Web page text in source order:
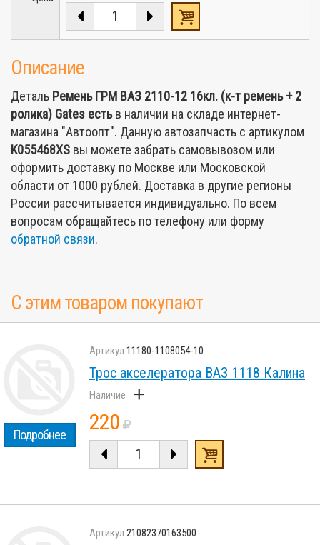
Описание
Деталь Ремень ГРМ ВАЗ 2110-12 16кл. (к-т ремень + 2
ролика) Gates естьв наличии на складе интернет-
магазина "Автоопт". Данную автозапчасть с артикулом
K055468XS вы можете забрать самовывозом или
оформить доставку по Москве или Московской
области от 1000 рублей. Доставка в другие регионы
России рассчитывается индивидуально. По всем
вопросам обращайтесь по телефону или форму
обратной связи.
С этим товаром покупают
Подробнее
11180-1108054-10
Трос акселератора ВАЗ 1118 Калина
+
220
21082370163500